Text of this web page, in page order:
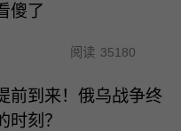
傻了
阅读 35180
前到来！俄乌战争终
时刻？